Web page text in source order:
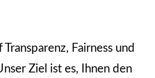
Fairness und
Ziel ist es, Ihnen den